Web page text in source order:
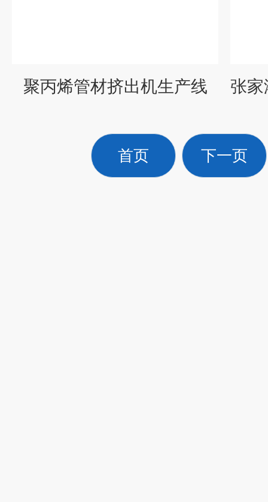
聚丙烯管材挤出机生产线
首页 下一页